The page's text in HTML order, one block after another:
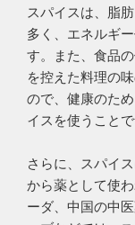
スパイスは、脂
多く、エネルギ
す。また、食品
を控えた料理の
ので、健康のた
イスを使うこと
さらに、スパイ
から薬として使
ーダ、中国の中